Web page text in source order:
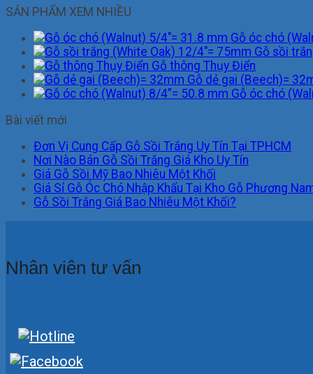
SẢN PHẨM XEM NHIỀU
Gỗ óc chó
Gỗ sồi
Gỗ thông Thụy Điển
Gỗ dẻ gai (Beech)=
Gỗ óc chó
Bài viết mới
Đơn Vị Cung Cấp Gỗ Sồi Trắng Uy Tín Tại TPHCM
Nơi Nào Bán Gỗ Sồi Trắng Giá Kho Uy Tín
Giá Gỗ Sồi Mỹ Bao Nhiêu Một Khối
Giá Sỉ Gỗ Óc Chó Nhập Khẩu Tại Kho Gỗ Phương
Gỗ Sồi Trắng Giá Bao Nhiêu Một Khối?
Nhân viên tư vấn